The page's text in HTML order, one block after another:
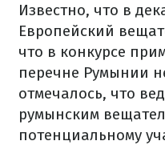
Известно, что в
Европейский
что в конкурсе
перечне Румынии
отмечалось, что
румынским
потенциальному